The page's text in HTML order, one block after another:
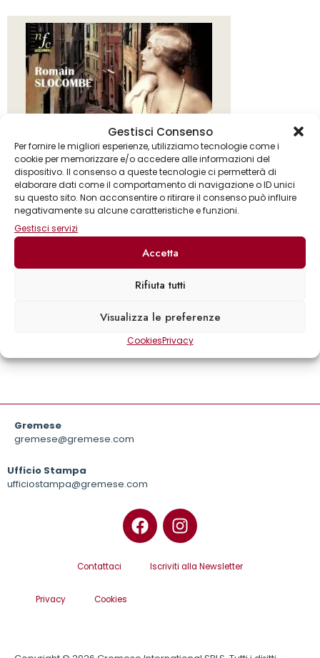
Gestisci Consenso
Per fornire le migliori esperienze, utilizziamo tecnologie come i
cookie per memorizzare e/o accedere alle informazioni del
dispositivo. Il consenso a queste tecnologie ci permetterà di
elaborare dati come il comportamento di navigazione o ID unici
su questo sito. Non acconsentire o ritirare il consenso può influire
negativamente su alcune caratteristiche e funzioni.
Gestisci servizi
Accetta
Rifiuta tutti
Visualizza le preferenze
CookiesPrivacy
Romain Slocombe
Gremese
gremese@gremese.com
Ufficio Stampa
ufficiostampa@gremese.com
Contattaci Iscriviti alla Newsletter
Privacy Cookies